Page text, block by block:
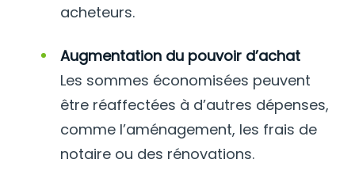
acheteurs.
Augmentation du pouvoir d’achat
Les sommes économisées peuvent
être réaffectées à d’autres dépenses,
comme l’aménagement, les frais de
notaire ou des rénovations.